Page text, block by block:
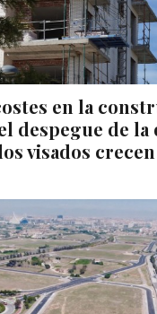
en la
despegue de la
visados